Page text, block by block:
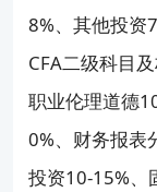
8%、其他投资
CFA二级科目
职业伦理道德
0%、财务报表
投资10-15%、